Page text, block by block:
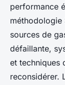
performance
méthodologie
sources de
défaillante,
et techniques
reconsidérer.